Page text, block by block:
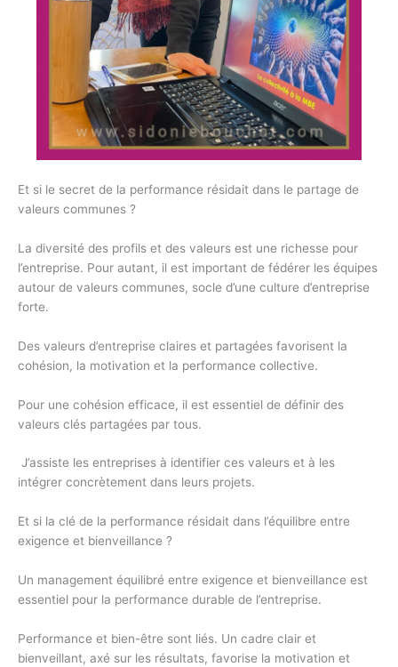
Et si le secret de la performance résidait dans le partage de
valeurs communes ?
La diversité des profils et des valeurs est une richesse pour
l’entreprise. Pour autant, il est important de fédérer les équipes
autour de valeurs communes, socle d’une culture d’entreprise
forte.
Des valeurs d’entreprise claires et partagées favorisent la
cohésion, la motivation et la performance collective.
Pour une cohésion efficace, il est essentiel de définir des
valeurs clés partagées par tous.
J’assiste les entreprises à identifier ces valeurs et à les
intégrer concrètement dans leurs projets.
Et si la clé de la performance résidait dans l’équilibre entre
exigence et bienveillance ?
Un management équilibré entre exigence et bienveillance est
essentiel pour la performance durable de l’entreprise.
Performance et bien-être sont liés. Un cadre clair et
bienveillant, axé sur les résultats, favorise la motivation et